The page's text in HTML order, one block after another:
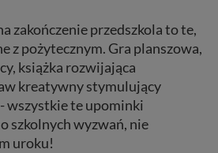
zakończenie przedszkola to te,
z pożytecznym. Gra planszowa,
książka rozwijająca
kreatywny stymulujący
wszystkie te upominki
szkolnych wyzwań, nie
uroku!